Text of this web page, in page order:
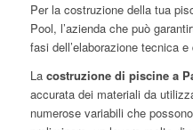
Per la costruzione della tua
Pool, l’azienda che può
fasi dell’elaborazione tecnica
La costruzione di piscine a
accurata dei materiali da
numerose variabili che